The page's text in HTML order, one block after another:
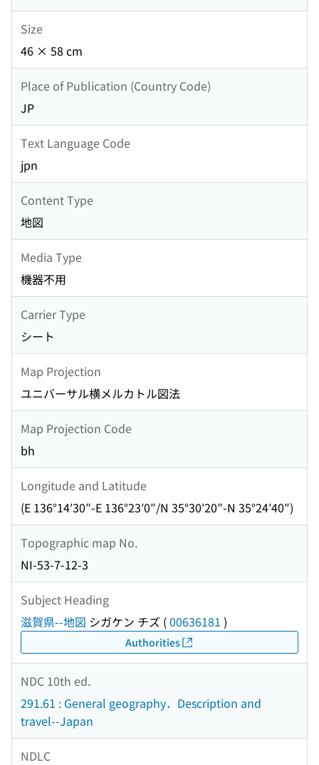
Size
46 × 58 cm
Place of Publication (Country Code)
JP
Text Language Code
jpn
Content Type
地図
Media Type
機器不用
Carrier Type
シート
Map Projection
ユニバーサル横メルカトル図法
Map Projection Code
bh
Longitude and Latitude
(E 136°14′30″-E 136°23′0″/N 35°30′20″-N 35°24′40″)
Topographic map No.
NI-53-7-12-3
Subject Heading
滋賀県--地図 シガケン チズ (00636181 )
Authorities
NDC 10th ed.
291.61 : General geography．Description and
travel--Japan
NDLC